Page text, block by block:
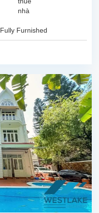
nhà
phòng
ngủ
đại,
ban
công,
sân
rông,
thoáng
mát
tại
Tây
Hồ,
Hà
Nội.
Tầng
1
Fully Furnished